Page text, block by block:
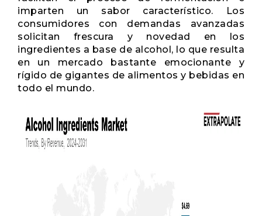
imparten un sabor característico. Los
consumidores con demandas avanzadas
solicitan frescura y novedad en los
ingredientes a base de alcohol, lo que resulta
en un mercado bastante emocionante y
rígido de gigantes de alimentos y bebidas en
todo el mundo.